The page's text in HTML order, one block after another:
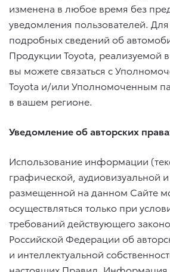
изменена в любое время без
уведомления пользователей.
подробных сведений об
Продукции Toyota, реализуемой
вы можете связаться с
Toyota и/или Уполномоченным
в вашем регионе.
Уведомление об авторских
Использование информации
графической, аудиовизуальной
размещенной на данном Сайте
осуществляться только при
требований действующего
Российской Федерации об
и интеллектуальной